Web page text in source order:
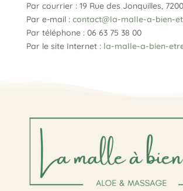
Par courrier : 19 Rue des Jonquilles,
Par e-mail : contact@la-malle-a-bien-
Par téléphone : 06 63 75 38 00
Par le site Internet : la-malle-a-bien-